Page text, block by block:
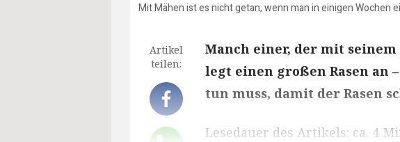
Mit Mähen ist es nicht getan, wenn man in einigen Wochen
Artikel
teilen:
Manch einer, der mit
legt einen großen Rasen an
tun muss, damit der Rasen
Lesedauer des Artikels: ca. 4